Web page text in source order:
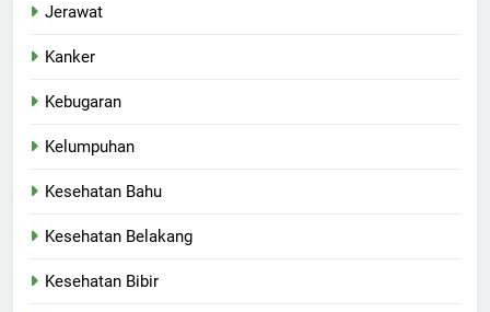
Jerawat
Kanker
Kebugaran
Kelumpuhan
Kesehatan Bahu
Kesehatan Belakang
Kesehatan Bibir